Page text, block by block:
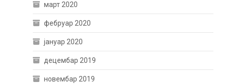
март 2020
фебруар 2020
јануар 2020
децембар 2019
новембар 2019